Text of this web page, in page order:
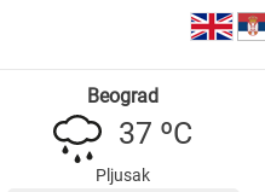
Beograd
37 ºC
Pljusak